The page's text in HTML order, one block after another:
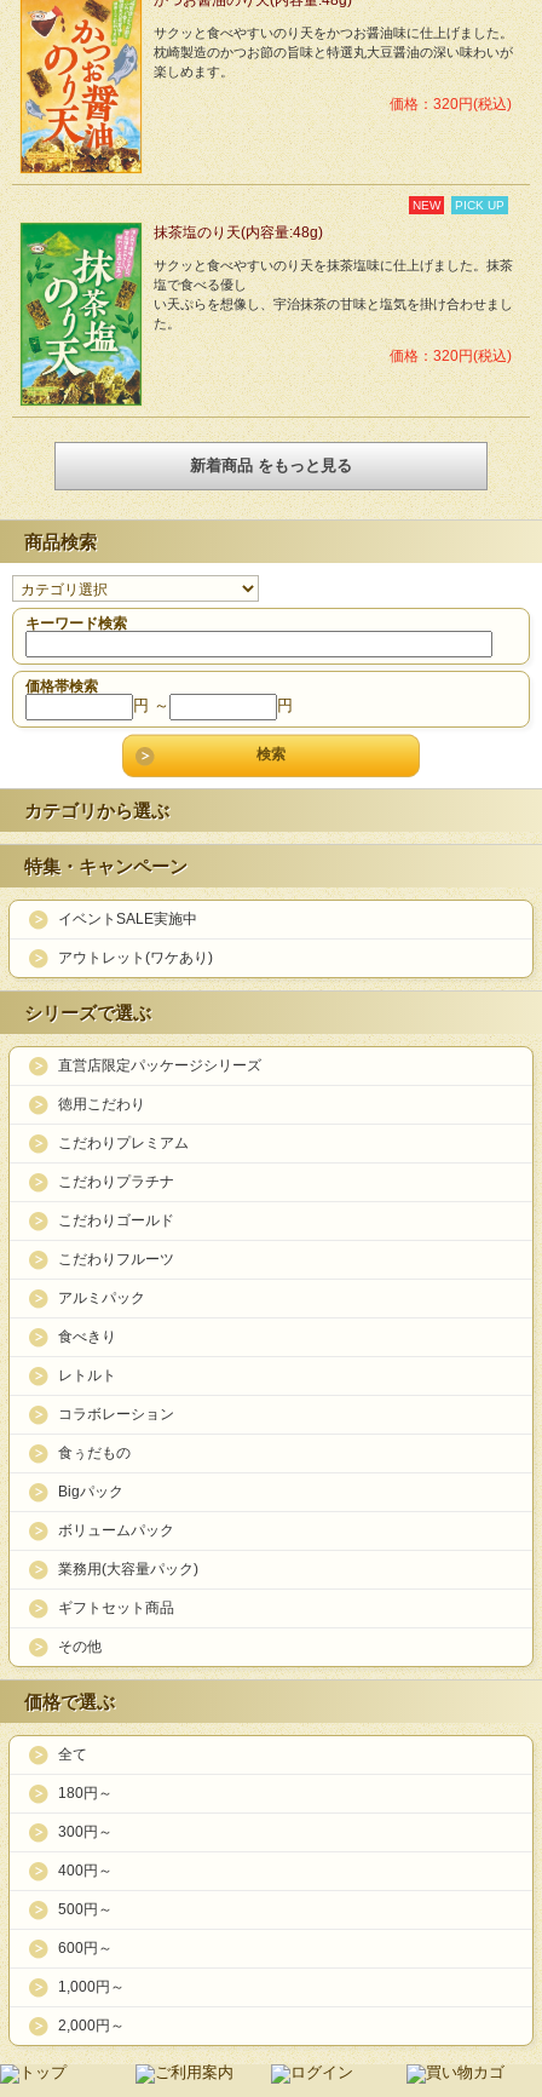
サクッと食べやすいのり天をかつお醤油味に仕上げました。
枕崎製造のかつお節の旨味と特選丸大豆醤油の深い味わいが
楽しめます。
価格：320円(税込)
NEW PICK UP
抹茶塩のり天(内容量:48g)
サクッと食べやすいのり天を抹茶塩味に仕上げました。抹茶
塩で食べる優し
い天ぷらを想像し、宇治抹茶の甘味と塩気を掛け合わせまし
た。
価格：320円(税込)
新着商品 をもっと見る
商品検索
キーワード検索
価格帯検索
円 ～ 円
カテゴリから選ぶ
特集・キャンペーン
イベントSALE実施中
アウトレット(ワケあり)
シリーズで選ぶ
直営店限定パッケージシリーズ
徳用こだわり
こだわりプレミアム
こだわりプラチナ
こだわりゴールド
こだわりフルーツ
アルミパック
食べきり
レトルト
コラボレーション
食ぅだもの
Bigパック
ボリュームパック
業務用(大容量パック)
ギフトセット商品
その他
価格で選ぶ
全て
180円～
300円～
400円～
500円～
600円～
1,000円～
2,000円～